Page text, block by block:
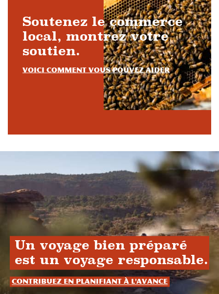
Soutenez le commerce
local, montrez votre
soutien.
Voici comment vous pouvez aider
Un voyage bien préparé
est un voyage responsable.
Contribuez en planifiant à l'avance